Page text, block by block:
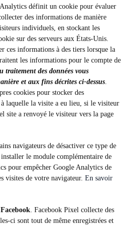
définit un cookie pour évaluer
des informations de manière
individuels, en stockant les
sur des serveurs aux États-Unis.
ces informations à des tiers lorsque la
les informations pour le compte de
traitement des données vous
et aux fins décrites ci-dessus.
cookies pour stocker des
laquelle la visite a eu lieu, si le visiteur
site a renvoyé le visiteur vers la page
navigateurs de désactiver ce type de
le module complémentaire de
pour empêcher Google Analytics de
visites de votre navigateur. En savoir
. Facebook Pixel collecte des
ci sont tout de même enregistrées et